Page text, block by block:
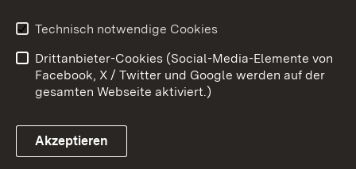
Link zum Landesportal
Barrierefreiheit
Impressum Cookies
Technisch notwendige Cookies
Drittanbieter-Cookies (Social-Media-Elemente von
Facebook, X / Twitter und Google werden auf der
gesamten Webseite aktiviert.)
Akzeptieren